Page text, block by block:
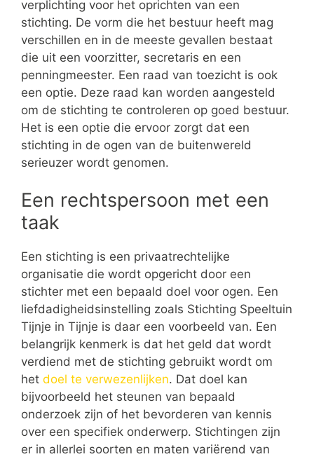
verplichting voor het oprichten van een
stichting. De vorm die het bestuur heeft mag
verschillen en in de meeste gevallen bestaat
die uit een voorzitter, secretaris en een
penningmeester. Een raad van toezicht is ook
een optie. Deze raad kan worden aangesteld
om de stichting te controleren op goed bestuur.
Het is een optie die ervoor zorgt dat een
stichting in de ogen van de buitenwereld
serieuzer wordt genomen.
Een rechtspersoon met een
taak
Een stichting is een privaatrechtelijke
organisatie die wordt opgericht door een
stichter met een bepaald doel voor ogen. Een
liefdadigheidsinstelling zoals Stichting Speeltuin
Tijnje in Tijnje is daar een voorbeeld van. Een
belangrijk kenmerk is dat het geld dat wordt
verdiend met de stichting gebruikt wordt om
het doel te verwezenlijken. Dat doel kan
bijvoorbeeld het steunen van bepaald
onderzoek zijn of het bevorderen van kennis
over een specifiek onderwerp. Stichtingen zijn
er in allerlei soorten en maten variërend van